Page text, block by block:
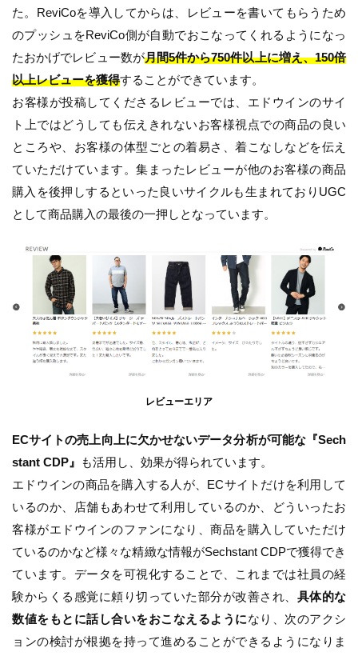
た。ReviCoを導入してからは、レビューを書いてもらうため
のプッシュをReviCo側が自動でおこなってくれるようになっ
たおかげでレビュー数が月間5件から750件以上に増え、150倍
以上レビューを獲得することができています。
お客様が投稿してくださるレビューでは、エドウインのサイ
ト上ではどうしても伝えきれないお客様視点での商品の良い
ところや、お客様の体型ごとの着易さ、着こなしなどを伝え
ていただけています。集まったレビューが他のお客様の商品
購入を後押しするといった良いサイクルも生まれておりUGC
として商品購入の最後の一押しとなっています。
レビューエリア
ECサイトの売上向上に欠かせないデータ分析が可能な『Sech
stant CDP』 も活用し、効果が得られています。
エドウインの商品を購入する人が、ECサイトだけを利用して
いるのか、店舗もあわせて利用しているのか、どういったお
客様がエドウインのファンになり、商品を購入していただけ
ているのかなど様々な精緻な情報がSechstant CDPで獲得でき
ています。データを可視化することで、これまでは社員の経
験からくる感覚に頼り切っていた部分が改善され、 具体的な
数値をもとに話し合いをおこなえるようになり、次のアクシ
ョンの検討が根拠を持って進めることができるようになりま